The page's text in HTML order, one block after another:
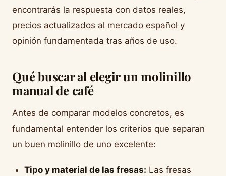
encontrarás la respuesta con datos reales,
precios actualizados al mercado español y
opinión fundamentada tras años de uso.
Qué buscar al elegir un molinillo
manual de café
Antes de comparar modelos concretos, es
fundamental entender los criterios que separan
un buen molinillo de uno excelente:
Tipo y material de las fresas: Las fresas